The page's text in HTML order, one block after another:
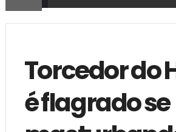
Torcedor do
é flagrado se